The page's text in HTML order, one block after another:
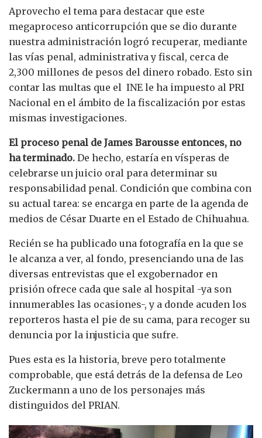
Aprovecho el tema para destacar que este
megaproceso anticorrupción que se dio durante
nuestra administración logró recuperar, mediante
las vías penal, administrativa y fiscal, cerca de
2,300 millones de pesos del dinero robado. Esto sin
contar las multas que el INE le ha impuesto al PRI
Nacional en el ámbito de la fiscalización por estas
mismas investigaciones.
El proceso penal de James Barousse entonces, no
ha terminado. De hecho, estaría en vísperas de
celebrarse un juicio oral para determinar su
responsabilidad penal. Condición que combina con
su actual tarea: se encarga en parte de la agenda de
medios de César Duarte en el Estado de Chihuahua.
Recién se ha publicado una fotografía en la que se
le alcanza a ver, al fondo, presenciando una de las
diversas entrevistas que el exgobernador en
prisión ofrece cada que sale al hospital -ya son
innumerables las ocasiones-, y a donde acuden los
reporteros hasta el pie de su cama, para recoger su
denuncia por la injusticia que sufre.
Pues esta es la historia, breve pero totalmente
comprobable, que está detrás de la defensa de Leo
Zuckermann a uno de los personajes más
distinguidos del PRIAN.